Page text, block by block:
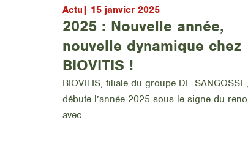
Actu| 15 janvier 2025
2025 : Nouvelle année,
nouvelle dynamique chez
BIOVITIS !
BIOVITIS, filiale du groupe DE SANGOSSE,
débute l’année 2025 sous le signe du
avec